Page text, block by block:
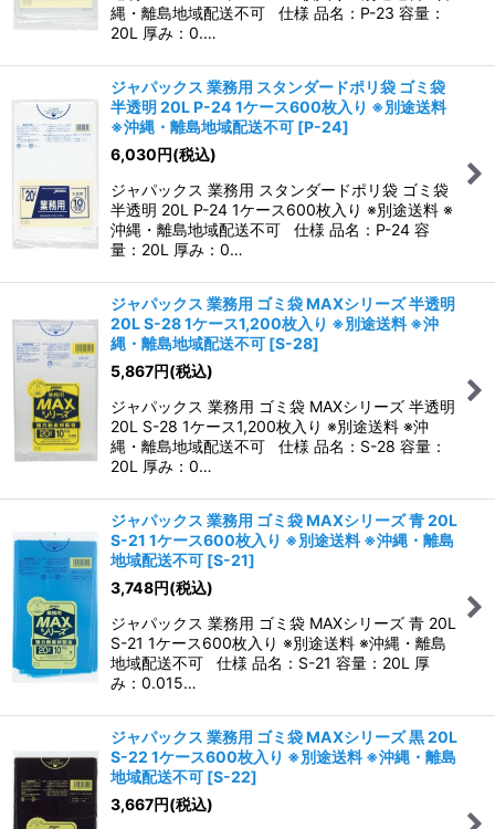
縄・離島地域配送不可 仕様 品名：P-23 容量：
20L 厚み：0.…
ジャパックス 業務用 スタンダードポリ袋 ゴミ袋
半透明 20L P-24 1ケース600枚入り ※別途送料
※沖縄・離島地域配送不可 [P-24]
6,030円(税込)
ジャパックス 業務用 スタンダードポリ袋 ゴミ袋
半透明 20L P-24 1ケース600枚入り ※別途送料 ※
沖縄・離島地域配送不可 仕様 品名：P-24 容
量：20L 厚み：0…
ジャパックス 業務用 ゴミ袋 MAXシリーズ 半透明
20L S-28 1ケース1,200枚入り ※別途送料 ※沖
縄・離島地域配送不可 [S-28]
5,867円(税込)
ジャパックス 業務用 ゴミ袋 MAXシリーズ 半透明
20L S-28 1ケース1,200枚入り ※別途送料 ※沖
縄・離島地域配送不可 仕様 品名：S-28 容量：
20L 厚み：0…
ジャパックス 業務用 ゴミ袋 MAXシリーズ 青 20L
S-21 1ケース600枚入り ※別途送料 ※沖縄・離島
地域配送不可 [S-21]
3,748円(税込)
ジャパックス 業務用 ゴミ袋 MAXシリーズ 青 20L
S-21 1ケース600枚入り ※別途送料 ※沖縄・離島
地域配送不可 仕様 品名：S-21 容量：20L 厚
み：0.015…
ジャパックス 業務用 ゴミ袋 MAXシリーズ 黒 20L
S-22 1ケース600枚入り ※別途送料 ※沖縄・離島
地域配送不可 [S-22]
3,667円(税込)